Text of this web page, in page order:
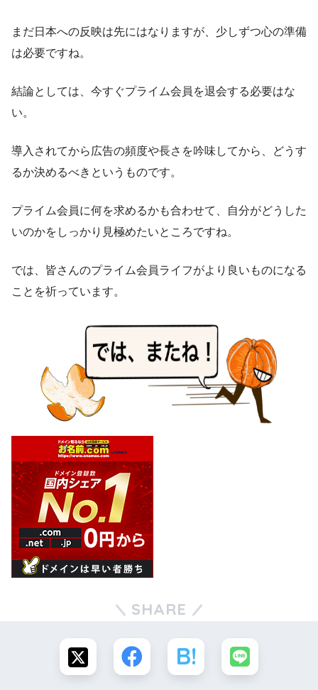
まだ日本への反映は先にはなりますが、少しずつ心の準備
は必要ですね。
結論としては、今すぐプライム会員を退会する必要はな
い。
導入されてから広告の頻度や長さを吟味してから、どうす
るか決めるべきというものです。
プライム会員に何を求めるかも合わせて、自分がどうした
いのかをしっかり見極めたいところですね。
では、皆さんのプライム会員ライフがより良いものになる
ことを祈っています。
SHARE